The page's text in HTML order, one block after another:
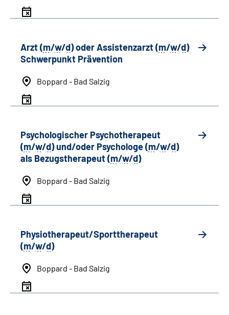
Arzt (m/w/d) oder Assistenzarzt (m/w/d)
Schwerpunkt Prävention
Boppard - Bad Salzig
Psychologischer Psychotherapeut
(m/w/d) und/oder Psychologe (m/w/d)
als Bezugstherapeut (m/w/d)
Boppard - Bad Salzig
Physiotherapeut/Sporttherapeut
(m/w/d)
Boppard - Bad Salzig